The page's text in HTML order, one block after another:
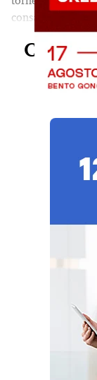
consagrou o ano